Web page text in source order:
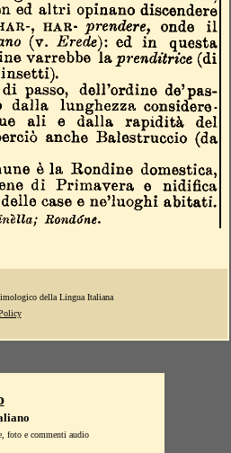
della Lingua Italiana
foto e commenti audio